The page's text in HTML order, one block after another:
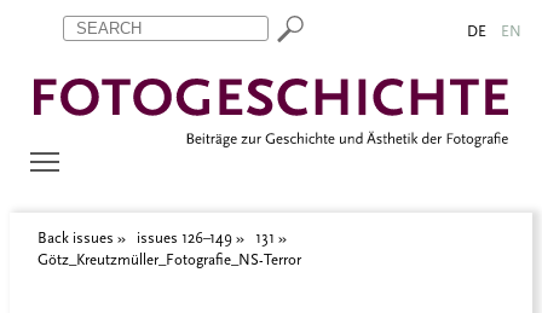
Zum Inhalt springen
Aktuelle Seite: Götz_Kreutzmüller_Fotografie_NS-Terror DE EN
Back issues issues 126–149
131
Götz_Kreutzmüller_Fotografie_NS-Terror